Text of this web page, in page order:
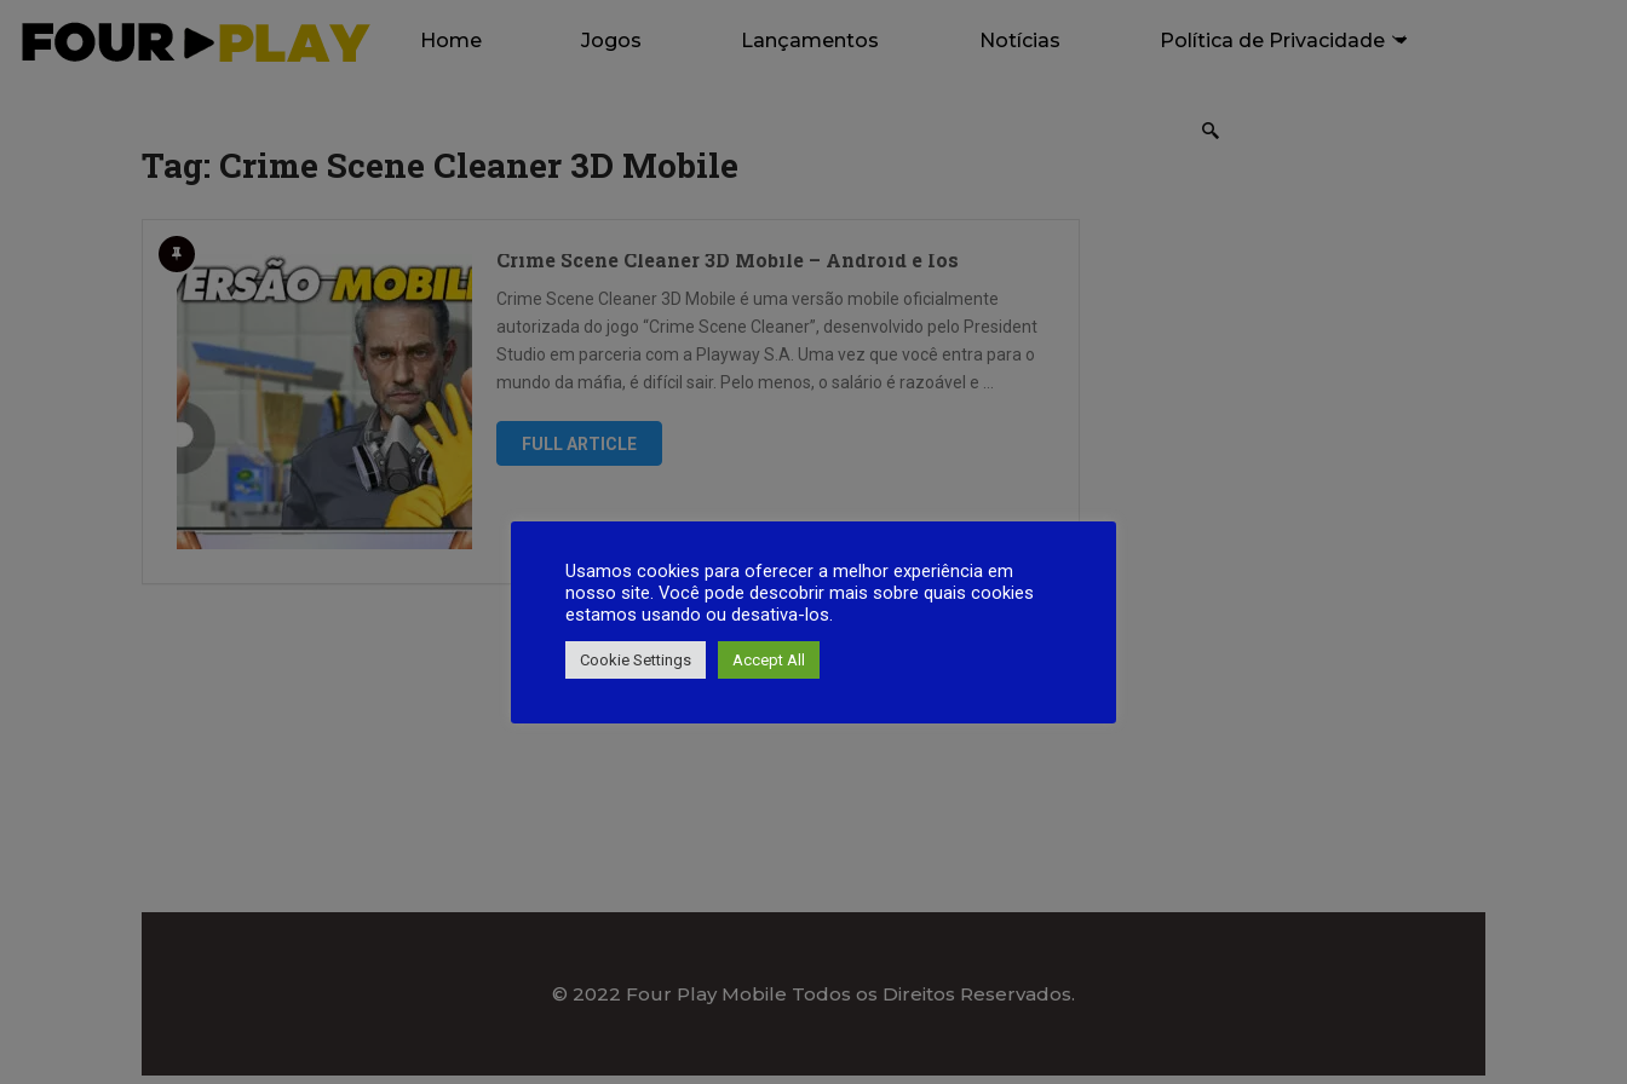
Home Jogos Lançamentos Notícias Política de Privacidade
Tag: Crime Scene Cleaner 3D Mobile
Crime Scene Cleaner 3D Mobile – Android e Ios
Crime Scene Cleaner 3D Mobile é uma versão mobile oficialmente
autorizada do jogo “Crime Scene Cleaner”, desenvolvido pelo President
Studio em parceria com a Playway S.A. Uma vez que você entra para o
mundo da máfia, é difícil sair. Pelo menos, o salário é razoável e …
FULL ARTICLE
© 2022 Four Play Mobile Todos os Direitos Reservados.
Usamos cookies para oferecer a melhor experiência em
nosso site. Você pode descobrir mais sobre quais cookies
estamos usando ou desativa-los.
Cookie Settings Accept All